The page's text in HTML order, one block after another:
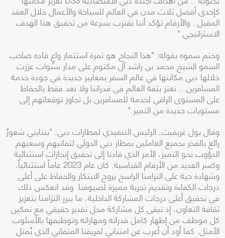
كإحدى أفضل ثلاث مدن في العالم للسياحة والأعمال خلال العقد
المقبل.. والأرقام تؤكد أننا نقترب بسرعة من تحقيق هذا الهدف
الاستراتيجي."
وختم سموه بقوله: "هذا النجاح هو ثمرة استثمار واعٍ قاده صاحب
السمو الشيخ محمد بن راشد آل مكتوم على مدار سنوات عززت
خلالها دبي مكانتها في عالم السفر بمعايير جديدة في جودة خدمة
المسافرين... نعتز بثقة العالم في قدراتنا ولا نعد فقط بالحفاظ
على المستوى الراقي لخدمة للمسافرين بل تجاوز توقعاتهم إلى
مستويات جديدة من التميز."
وقال بول غريفيث، الرئيس التنفيذي لمطارات دبي: "ينتابني شعورٌ
رائع بالفخر بجميع العاملين بمطار دبي الدولي لتفانيهم وسعيهم
الدؤوب نحو التميز، الأمر الذي قادنا إلى تحقيق إنجازات استثنائية
وكسر العديد من الأرقام القياسية. كان عام 2023 عاماً استثنائياً،
وشهادة حية على التزامنا الراسخ بروح الابتكار والحفاظ على أعلى
درجات الكفاءة وتقديم تجربة مميزة لضيوفنا. وقد انعكس ذلك
في تحقيق أعلى درجات المشاركة الداخلية، ما يبرز التزامنا بتعزيز
ثقافة التعاون، إذ تبقى كل مشاركة محل تقدير حقيقي مع تمكين
كل موظف من إظهار كامل قدراته ومهاراته وتوظيفها بالأسلوب
الأمثل. كما أود أن أعرب عن امتناني لفريقنا المتفاني الذي يُمثل